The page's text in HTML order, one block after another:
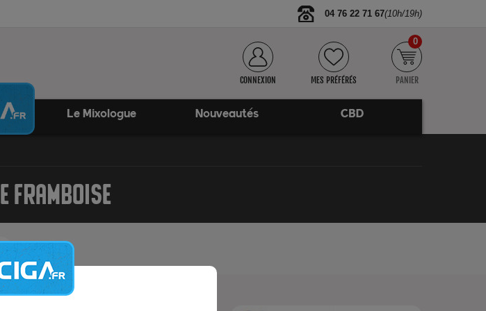
04 76 22 71 67(10h/19h)
CONNEXION MES PRÉFÉRÉS PANIER
0
Le Mixologue Nouveautés CBD
FRAMBOISE